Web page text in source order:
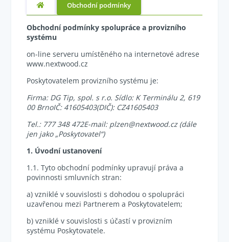
Obchodní podmínky
Obchodní podmínky spolupráce a provizního
systému
on-line serveru umístěného na internetové adrese
www.nextwood.cz
Poskytovatelem provizního systému je:
Firma: DG Tip, spol. s r.o. Sídlo: K Terminálu 2, 619
00 BrnoIČ: 41605403(DIČ): CZ41605403
Tel.: 777 348 472E-mail: plzen@nextwood.cz (dále
jen jako „Poskytovatel“)
1. Úvodní ustanovení
1.1. Tyto obchodní podmínky upravují práva a
povinnosti smluvních stran:
a) vzniklé v souvislosti s dohodou o spolupráci
uzavřenou mezi Partnerem a Poskytovatelem;
b) vzniklé v souvislosti s účastí v provizním
systému Poskytovatele.